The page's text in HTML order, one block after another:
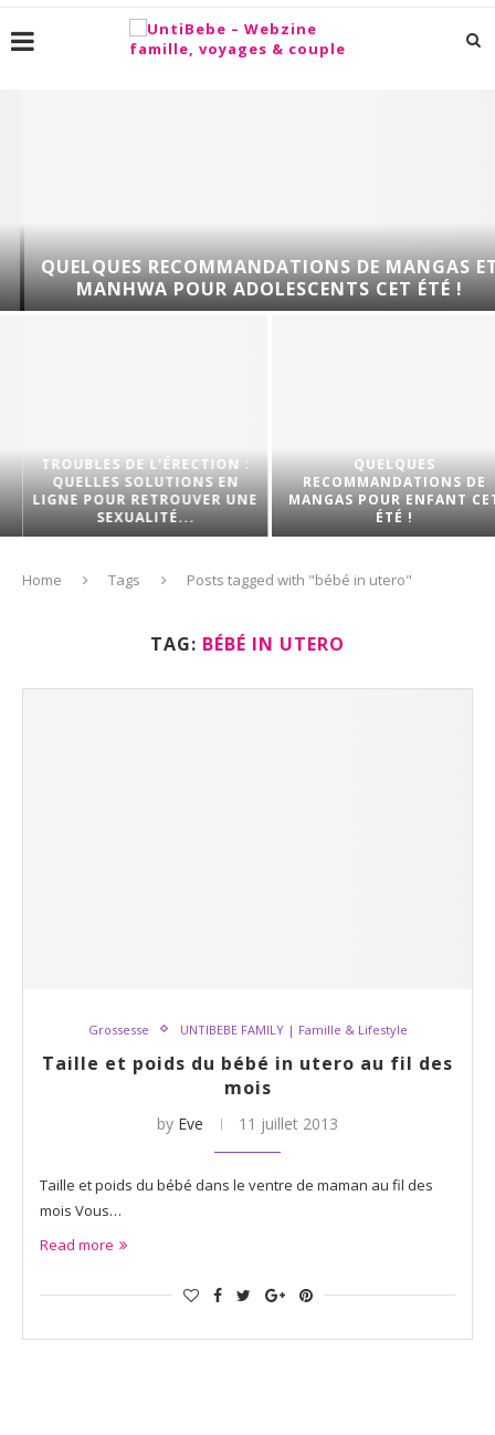
QUELQUES RECOMMANDATIONS DE MANGAS ET
MANHWA POUR ADOLESCENTS CET ÉTÉ !
TROUBLES DE L’ÉRECTION :
QUELLES SOLUTIONS EN
LIGNE POUR RETROUVER UNE
SEXUALITÉ...
QUELQUES
RECOMMANDATIONS DE
MANGAS POUR ENFANT CET
ÉTÉ !
Home Tags Posts tagged with "bébé in utero"
TAG: BÉBÉ IN UTERO
Grossesse UNTIBEBE FAMILY | Famille & Lifestyle
Taille et poids du bébé in utero au fil des
mois
by Eve 11 juillet 2013
Taille et poids du bébé dans le ventre de maman au fil des
mois Vous…
Read more